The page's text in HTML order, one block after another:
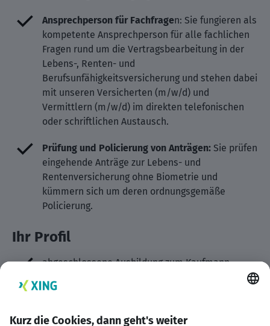
Ansprechperson für Fachfragen: Sie fungieren als
kompetente Ansprechperson für alle fachlichen
Fragen rund um die Vertragsbearbeitung in der
Lebens-, Renten- und
Berufsunfähigkeitsversicherung und stehen dabei
mit unseren Versicherten (m/w/d) und
Vermittlern (m/w/d) im direkten telefonischen
oder schriftlichen Austausch.
Prüfung und Policierung von Anträgen: Sie prüfen
eingehende Anträge zur Lebens- und
Rentenversicherung ohne Biometrie und
kümmern sich um deren ordnungsgemäße
Policierung.
Ihr Profil
abgeschlossene Ausbildung zum Kaufmann
Finanzen/Finanzanlagen, idealerweise mit dem